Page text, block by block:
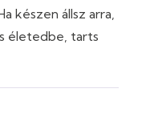
készen állsz arra,
életedbe, tarts